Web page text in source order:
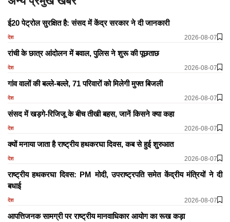
ई20 पेट्रोल सुरक्षित है: संसद में केंद्र सरकार ने दी जानकारी
देश 2026-08-07
रांची के छात्र आंदोलन में बवाल, पुलिस ने शुरू की पूछताछ
देश 2026-08-07
गांव वालों की बल्ले-बल्ले, 71 परिवारों को मिलेगी मुफ्त बिजली
देश 2026-08-07
संसद में खड़गे-रिजिजू के बीच तीखी बहस, जानें किसने क्या कहा
देश 2026-08-07
क्यों मनाया जाता है राष्ट्रीय हथकरघा दिवस, कब से हुई शुरुआत
देश 2026-08-07
राष्ट्रीय हथकरघा दिवस: PM मोदी, उपराष्ट्रपति समेत केंद्रीय मंत्रियों ने दी
बधाई
देश 2026-08-07
आपत्तिजनक सामग्री पर राष्ट्रीय मानवाधिकार आयोग का रूख कड़ा